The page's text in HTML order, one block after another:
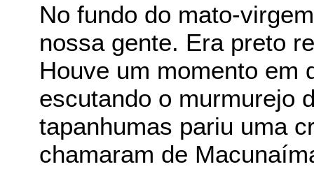
No fundo do mato-
nossa gente. Era preto
Houve um momento em
escutando o murmurejo
tapanhumas pariu uma
chamaram de